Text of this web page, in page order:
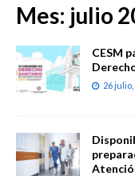
Mes: julio
CESM
26 julio,